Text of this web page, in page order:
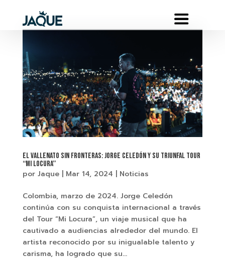
El Vallenato Sin Fronteras: Jorge Celedón y su triunfal Tour
‘‘Mi Locura’’
por Jaque| Mar 14, 2024 Noticias
Colombia, marzo de 2024. Jorge Celedón
continúa con su conquista internacional a través
del Tour “Mi Locura”, un viaje musical que ha
cautivado a audiencias alrededor del mundo. El
artista reconocido por su inigualable talento y
carisma, ha logrado que su...